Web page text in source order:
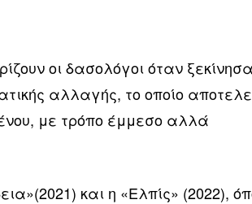
οι δασολόγοι όταν
αλλαγής, το οποίο
με τρόπο έμμεσο αλλά
και η «Ελπίς» (2022),